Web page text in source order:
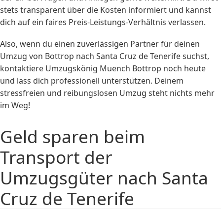
stets transparent über die Kosten informiert und kannst
dich auf ein faires Preis-Leistungs-Verhältnis verlassen.
Also, wenn du einen zuverlässigen Partner für deinen
Umzug von Bottrop nach Santa Cruz de Tenerife suchst,
kontaktiere Umzugskönig Muench Bottrop noch heute
und lass dich professionell unterstützen. Deinem
stressfreien und reibungslosen Umzug steht nichts mehr
im Weg!
Geld sparen beim
Transport der
Umzugsgüter nach Santa
Cruz de Tenerife